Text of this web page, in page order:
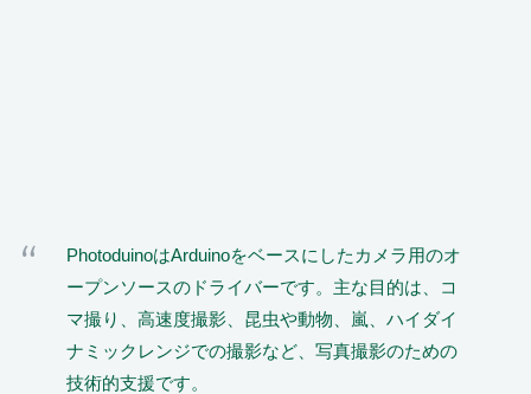
PhotoduinoはArduinoをベースにしたカメラ用のオ
ープンソースのドライバーです。主な目的は、コ
マ撮り、高速度撮影、昆虫や動物、嵐、ハイダイ
ナミックレンジでの撮影など、写真撮影のための
技術的支援です。